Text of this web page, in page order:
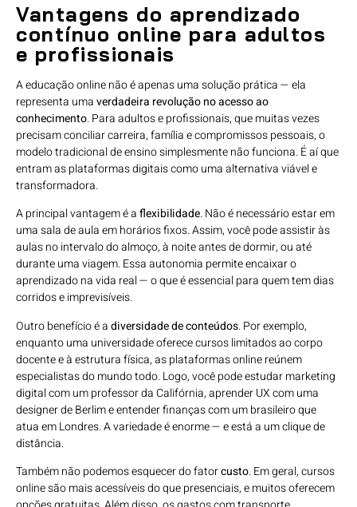
Vantagens do aprendizado
contínuo online para adultos
e profissionais
A educação online não é apenas uma solução prática — ela
representa umaverdadeira revolução no acesso ao
conhecimento. Para adultos e profissionais, que muitas vezes
precisam conciliar carreira, família e compromissos pessoais, o
modelo tradicional de ensino simplesmente não funciona. É aí que
entram as plataformas digitais como uma alternativa viável e
transformadora.
A principal vantagem é aflexibilidade. Não é necessário estar em
uma sala de aula em horários fixos. Assim, você pode assistir às
aulas no intervalo do almoço, à noite antes de dormir, ou até
durante uma viagem. Essa autonomia permite encaixar o
aprendizado na vida real — o que é essencial para quem tem dias
corridos e imprevisíveis.
Outro benefício é adiversidade de conteúdos. Por exemplo,
enquanto uma universidade oferece cursos limitados ao corpo
docente e à estrutura física, as plataformas online reúnem
especialistas do mundo todo. Logo, você pode estudar marketing
digital com um professor da Califórnia, aprender UX com uma
designer de Berlim e entender finanças com um brasileiro que
atua em Londres. A variedade é enorme — e está a um clique de
distância.
Também não podemos esquecer do fatorcusto. Em geral, cursos
online são mais acessíveis do que presenciais, e muitos oferecem